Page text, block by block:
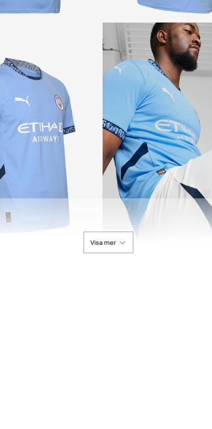
Visa mer